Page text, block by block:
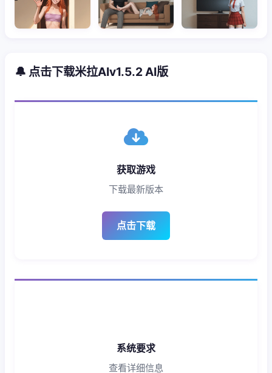
🔔 点击下载米拉AIv1.5.2 AI版
获取游戏
下载最新版本
点击下载
系统要求
查看详细信息